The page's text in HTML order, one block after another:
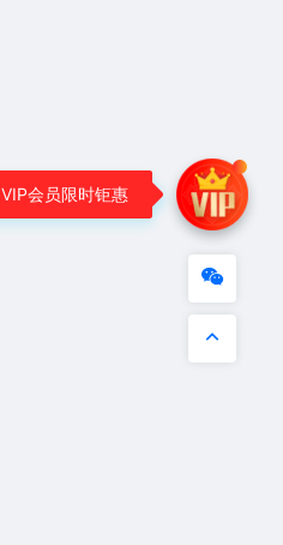
VIP会员限时钜惠